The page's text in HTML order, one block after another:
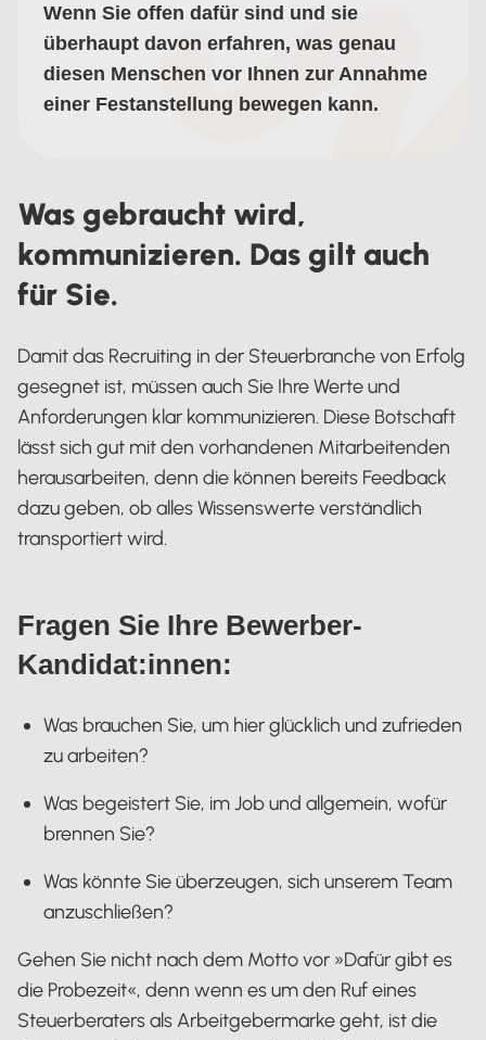
Wenn Sie offen dafür sind und sie
überhaupt davon erfahren, was genau
diesen Menschen vor Ihnen zur Annahme
einer Festanstellung bewegen kann.
Was gebraucht wird,
kommunizieren. Das gilt auch
für Sie.
Damit das Recruiting in der Steuerbranche von Erfolg
gesegnet ist, müssen auch Sie Ihre Werte und
Anforderungen klar kommunizieren. Diese Botschaft
lässt sich gut mit den vorhandenen Mitarbeitenden
herausarbeiten, denn die können bereits Feedback
dazu geben, ob alles Wissenswerte verständlich
transportiert wird.
Fragen Sie Ihre Bewerber-
Kandidat:innen:
Was brauchen Sie, um hier glücklich und zufrieden
zu arbeiten?
Was begeistert Sie, im Job und allgemein, wofür
brennen Sie?
Was könnte Sie überzeugen, sich unserem Team
anzuschließen?
Gehen Sie nicht nach dem Motto vor »Dafür gibt es
die Probezeit«, denn wenn es um den Ruf eines
Steuerberaters als Arbeitgebermarke geht, ist die